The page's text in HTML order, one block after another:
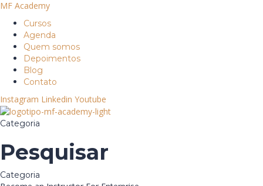
MF Academy
Cursos
Agenda
Quem somos
Depoimentos
Blog
Contato
Instagram Linkedin Youtube
Categoria
Pesquisar
Categoria